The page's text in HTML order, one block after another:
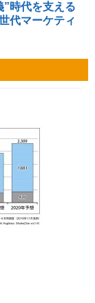
時代を支える
代マーケティ